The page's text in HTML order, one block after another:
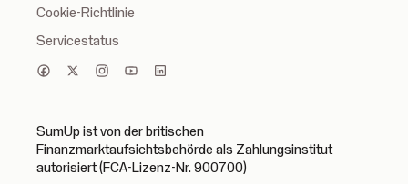
Cookie-Richtlinie
Servicestatus
SumUp ist von der britischen
Finanzmarktaufsichtsbehörde als Zahlungsinstitut
autorisiert (FCA-Lizenz-Nr. 900700)